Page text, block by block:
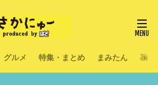
グルメ 特集・まとめ まみたん 暮ら